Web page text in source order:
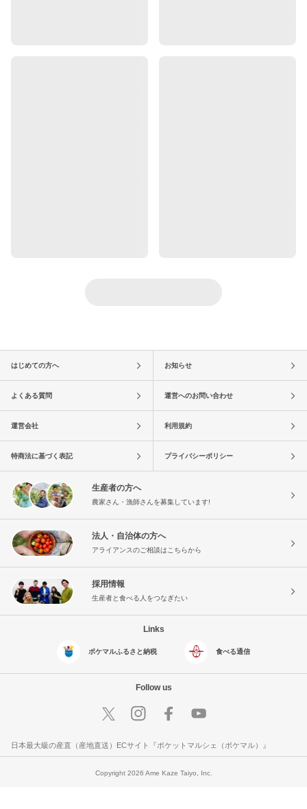
はじめての方へ お知らせ
よくある質問 運営へのお問い合わせ
運営会社 利用規約
特商法に基づく表記 プライバシーポリシー
生産者の方へ
農家さん・漁師さんを募集しています!
法人・自治体の方へ
アライアンスのご相談はこちらから
採用情報
生産者と食べる人をつなぎたい
Links
ポケマルふるさと納税 食べる通信
Follow us
日本最大級の産直（産地直送）ECサイト『ポケットマルシェ（ポケマル）』
Copyright 2026 Ame Kaze Taiyo, Inc.